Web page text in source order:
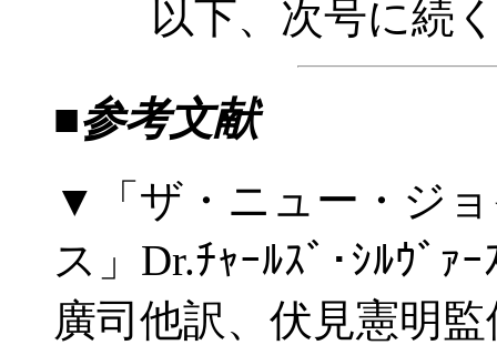
以下、次号に続
■参考文献
▼「ザ・ニュー・ジ
ス」Dr.ﾁｬｰﾙｽﾞ･ｼﾙｳﾞｧ
廣司他訳、伏見憲明